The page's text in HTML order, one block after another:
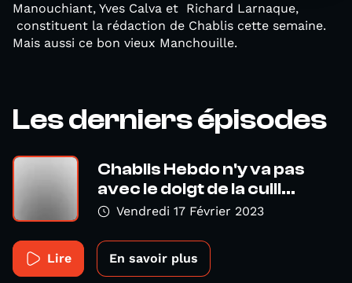
Manouchiant, Yves Calva et Richard Larnaque,
constituent la rédaction de Chablis cette semaine.
Mais aussi ce bon vieux Manchouille.
Les derniers épisodes
Chablis Hebdo n'y va pas
avec le doigt de la cuill...
Vendredi 17 Février 2023
Lire En savoir plus